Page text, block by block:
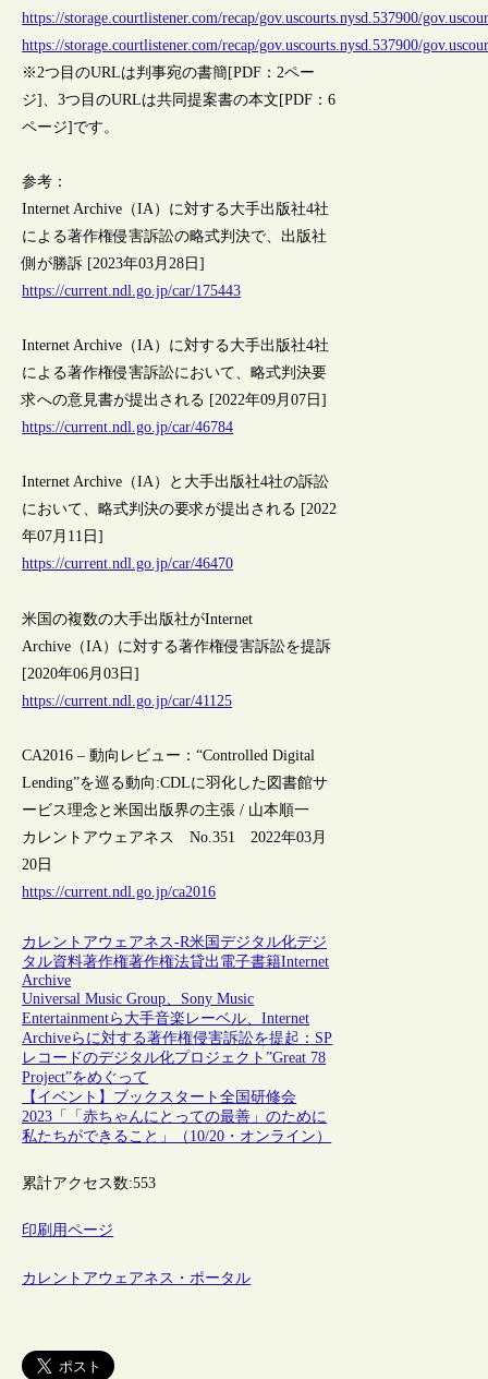
https://storage.courtlistener.com/recap/gov.uscourts.nysd.537900/
https://storage.courtlistener.com/recap/gov.uscourts.nysd.537900/
※2つ目のURLは判事宛の書簡[PDF：2ペー
ジ]、3つ目のURLは共同提案書の本文[PDF：6
ページ]です。
参考：
Internet Archive（IA）に対する大手出版社4社
による著作権侵害訴訟の略式判決で、出版社
側が勝訴 [2023年03月28日]
https://current.ndl.go.jp/car/175443
Internet Archive（IA）に対する大手出版社4社
による著作権侵害訴訟において、略式判決要
求への意見書が提出される [2022年09月07日]
https://current.ndl.go.jp/car/46784
Internet Archive（IA）と大手出版社4社の訴訟
において、略式判決の要求が提出される [2022
年07月11日]
https://current.ndl.go.jp/car/46470
米国の複数の大手出版社がInternet
Archive（IA）に対する著作権侵害訴訟を提訴
[2020年06月03日]
https://current.ndl.go.jp/car/41125
CA2016 – 動向レビュー：“Controlled Digital
Lending”を巡る動向:CDLに羽化した図書館サ
ービス理念と米国出版界の主張 / 山本順一
カレントアウェアネス No.351 2022年03月
20日
https://current.ndl.go.jp/ca2016
カレントアウェアネス-R米国デジタル化デジ
タル資料著作権著作権法貸出 電子書籍Internet
Archive
Universal Music Group、Sony Music
Entertainmentら大手音楽レーベル、Internet
Archiveらに対する著作権侵害訴訟を提起：SP
レコードのデジタル化プロジェクト”Great 78
Project”をめぐって
【イベント】ブックスタート全国研修会
2023「「赤ちゃんにとっての最善」のために
私たちができること」（10/20・オンライン）
累計アクセス数:553
印刷用ページ
カレントアウェアネス・ポータル